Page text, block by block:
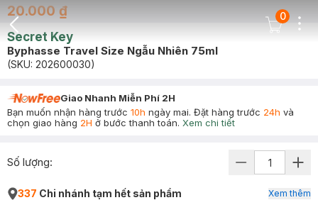
Back Icon
Cart Icon
0
20.000 ₫
Secret Key
Byphasse Travel Size Ngẫu Nhiên 75ml
(SKU: 202600030)
Giao Nhanh Miễn Phí 2H
Bạn muốn nhận hàng trước 10h ngày mai. Đặt hàng trước 24h và
chọn giao hàng 2H ở bước thanh toán. Xem chi tiết
Số lượng:
337 Chi nhánh tạm hết sản phẩm Xem thêm